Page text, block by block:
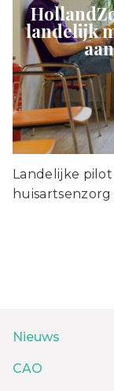
landelijk
Landelijke
Nieuws
CAO